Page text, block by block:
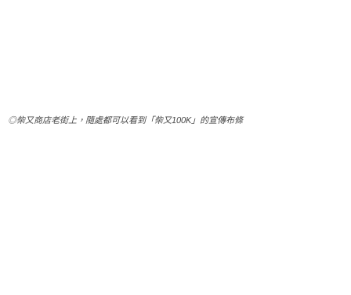
◎柴又商店老街上，隨處都可以看到「柴又100K」的宣傳布條